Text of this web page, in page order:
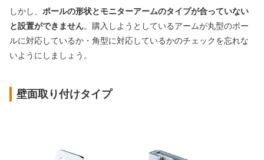
しかし、 ポールの形状とモニターアームのタイプが合っていない
と設置ができません。購入しようとしているアームが丸型のポー
ルに対応しているか・角型に対応しているかのチェックを忘れな
いようにしましょう。
壁面取り付けタイプ